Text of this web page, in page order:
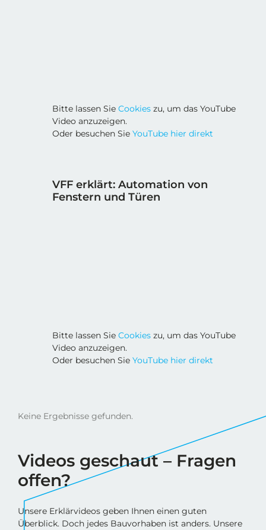
Bitte lassen SieCookies zu, um das YouTube
Video anzuzeigen.
Oder besuchen SieYouTube hier direkt
VFF erklärt: Automation von
Fenstern und Türen
Bitte lassen SieCookies zu, um das YouTube
Video anzuzeigen.
Oder besuchen SieYouTube hier direkt
Keine Ergebnisse gefunden.
Videos geschaut – Fragen
offen?
Unsere Erklärvideos geben Ihnen einen guten
Überblick. Doch jedes Bauvorhaben ist anders. Unsere